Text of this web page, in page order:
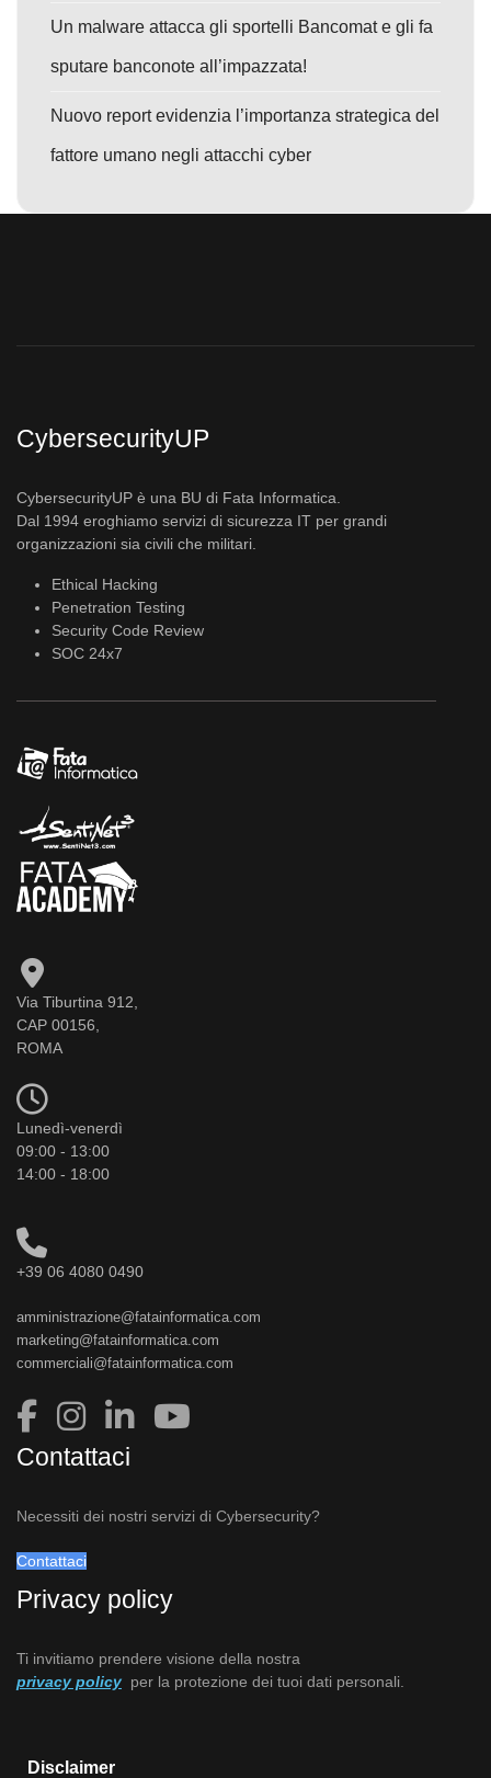
Un malware attacca gli sportelli Bancomat e gli fa
sputare banconote all’impazzata!
Nuovo report evidenzia l’importanza strategica del
fattore umano negli attacchi cyber
CybersecurityUP
CybersecurityUP è una BU di Fata Informatica.
Dal 1994 eroghiamo servizi di sicurezza IT per grandi
organizzazioni sia civili che militari.
Ethical Hacking
Penetration Testing
Security Code Review
SOC 24x7
Via Tiburtina 912,
CAP 00156,
ROMA
Lunedì-venerdì
09:00 - 13:00
14:00 - 18:00
+39 06 4080 0490
amministrazione@fatainformatica.com
marketing@fatainformatica.com
commerciali@fatainformatica.com
Contattaci
Necessiti dei nostri servizi di Cybersecurity?
Contattaci
Privacy policy
Ti invitiamo prendere visione della nostra
privacy policy per la protezione dei tuoi dati personali.
Disclaimer